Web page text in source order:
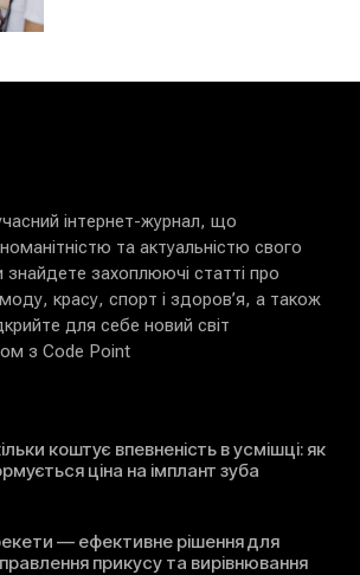
інтернет-журнал, що
та актуальністю свого
знайдете захоплюючі статті про
красу, спорт і здоров’я, а також
для себе новий світ
з Code Point
коштує впевненість в усмішці: як
ціна на імплант зуба
— ефективне рішення для
прикусу та вирівнювання